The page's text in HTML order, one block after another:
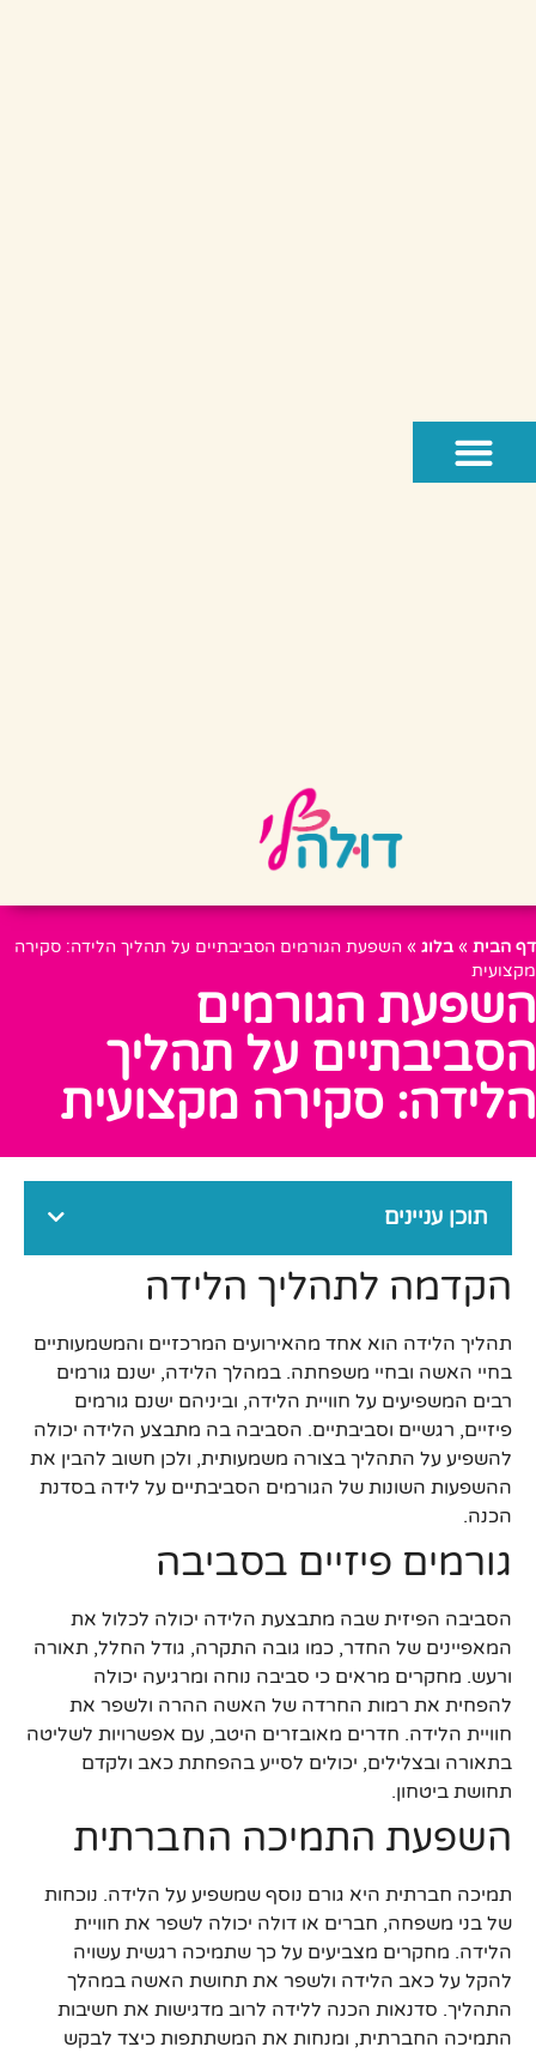
דף הבית » בלוג » השפעת הגורמים הסביבתיים על תהליך הלידה: סקירה
מקצועית
השפעת הגורמים
הסביבתיים על תהליך
הלידה: סקירה מקצועית
תוכן עניינים
הקדמה לתהליך הלידה
תהליך הלידה הוא אחד מהאירועים המרכזיים והמשמעותיים
בחיי האשה ובחיי משפחתה. במהלך הלידה, ישנם גורמים
רבים המשפיעים על חוויית הלידה, וביניהם ישנם גורמים
פיזיים, רגשיים וסביבתיים. הסביבה בה מתבצע הלידה יכולה
להשפיע על התהליך בצורה משמעותית, ולכן חשוב להבין את
ההשפעות השונות של הגורמים הסביבתיים על לידה בסדנת
הכנה.
גורמים פיזיים בסביבה
הסביבה הפיזית שבה מתבצעת הלידה יכולה לכלול את
המאפיינים של החדר, כמו גובה התקרה, גודל החלל, תאורה
ורעש. מחקרים מראים כי סביבה נוחה ומרגיעה יכולה
להפחית את רמות החרדה של האשה ההרה ולשפר את
חוויית הלידה. חדרים מאובזרים היטב, עם אפשרויות לשליטה
בתאורה ובצלילים, יכולים לסייע בהפחתת כאב ולקדם
תחושת ביטחון.
השפעת התמיכה החברתית
תמיכה חברתית היא גורם נוסף שמשפיע על הלידה. נוכחות
של בני משפחה, חברים או דולה יכולה לשפר את חוויית
הלידה. מחקרים מצביעים על כך שתמיכה רגשית עשויה
להקל על כאב הלידה ולשפר את תחושת האשה במהלך
התהליך. סדנאות הכנה ללידה לרוב מדגישות את חשיבות
התמיכה החברתית, ומנחות את המשתתפות כיצד לבקש